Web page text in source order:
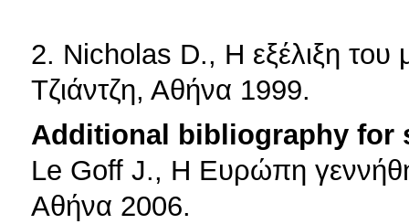
2. Nicholas D., Η εξέλιξη
Τζιάντζη, Αθήνα 1999.
Additional bibliography for
Le Goff J., Η Ευρώπη
Αθήνα 2006.